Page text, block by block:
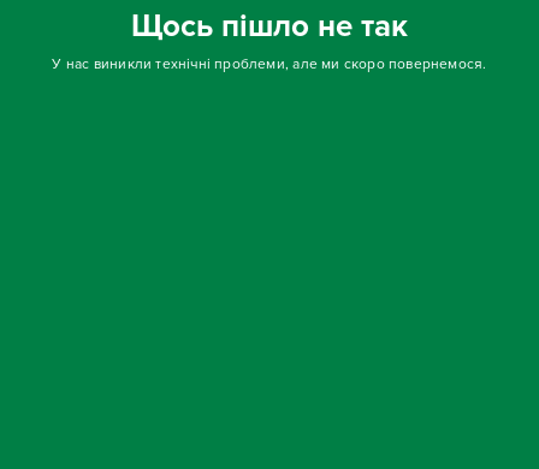
Щось пішло не так
У нас виникли технічні проблеми, але ми скоро повернемося.